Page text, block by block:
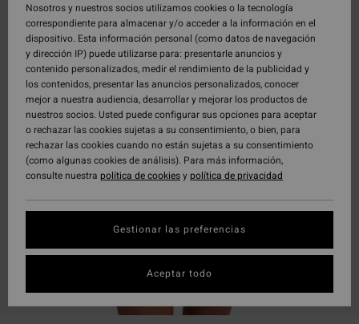
Nosotros y nuestros socios utilizamos cookies o la tecnología
correspondiente para almacenar y/o acceder a la información en el
dispositivo. Esta información personal (como datos de navegación
y dirección IP) puede utilizarse para: presentarle anuncios y
contenido personalizados, medir el rendimiento de la publicidad y
los contenidos, presentar las anuncios personalizados, conocer
mejor a nuestra audiencia, desarrollar y mejorar los productos de
nuestros socios. Usted puede configurar sus opciones para aceptar
o rechazar las cookies sujetas a su consentimiento, o bien, para
rechazar las cookies cuando no están sujetas a su consentimiento
(como algunas cookies de análisis). Para más información,
consulte nuestra política de cookiesypolítica de privacidad
Gestionar las preferencias
Aceptar todo